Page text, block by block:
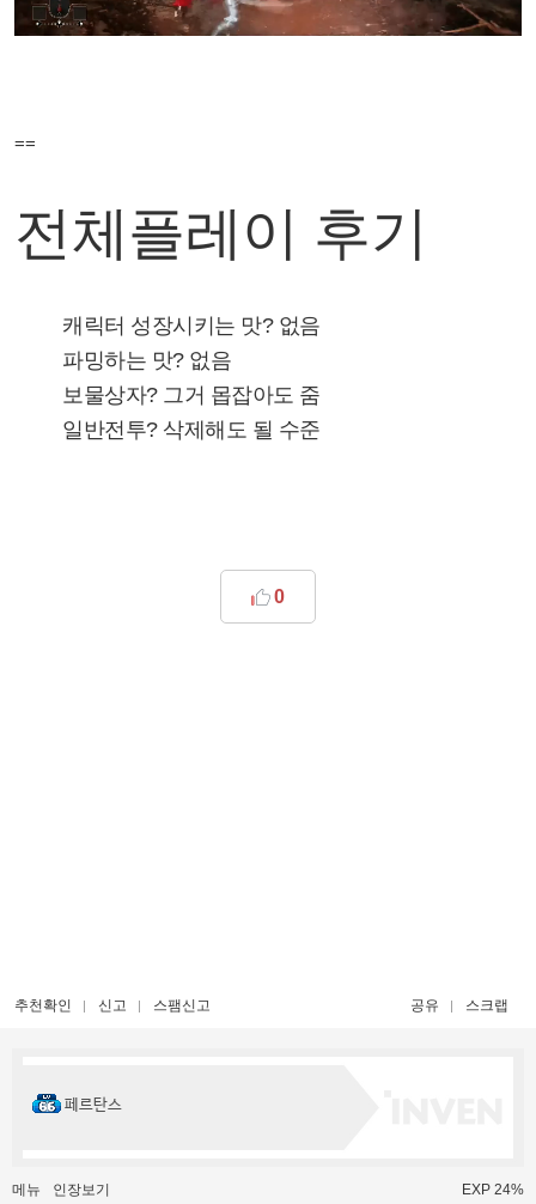
==
전체플레이 후기
캐릭터 성장시키는 맛? 없음
파밍하는 맛? 없음
보물상자? 그거 몹잡아도 줌
일반전투? 삭제해도 될 수준
0
추천확인 신고 스팸신고 공유 스크랩
페르탄스
메뉴 인장보기 EXP 24%